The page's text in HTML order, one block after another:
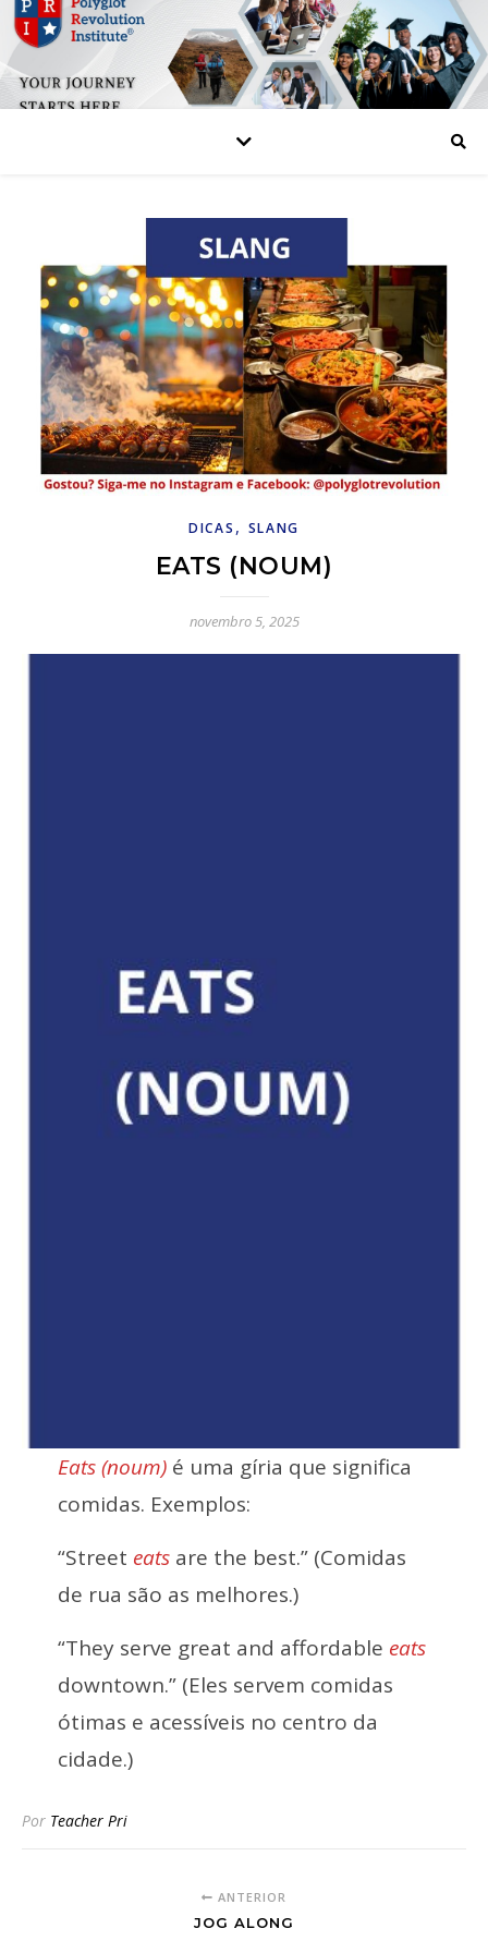
DICAS , SLANG
EATS (NOUM)
novembro 5, 2025
Eats (noum)é uma gíria que significa
comidas. Exemplos:
“Street eatsare the best.” (Comidas
de rua são as melhores.)
“They serve great and affordable eats
downtown.” (Eles servem comidas
ótimas e acessíveis no centro da
cidade.)
Por Teacher Pri
ANTERIOR
JOG ALONG